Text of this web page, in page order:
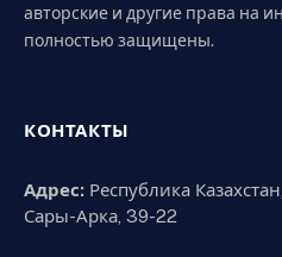
авторские и другие права на
полностью защищены.
КОНТАКТЫ
Адрес: Республика
Сары-Арка, 39-22